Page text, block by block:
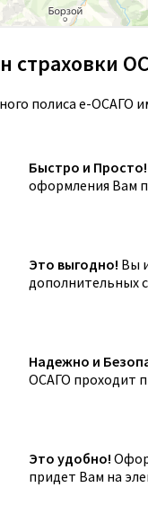
страховки
полиса е-ОСАГО
Быстро и Просто!
оформления Вам
Это выгодно! Вы
дополнительных
Надежно и
ОСАГО проходит
Это удобно!
придет Вам на